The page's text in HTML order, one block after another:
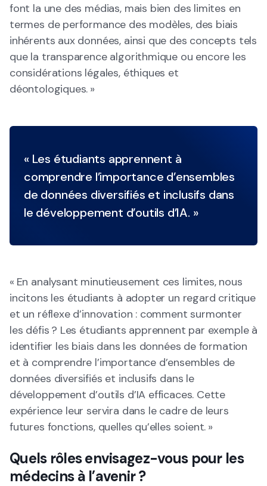
font la une des médias, mais bien des limites en
termes de performance des modèles, des biais
inhérents aux données, ainsi que des concepts tels
que la transparence algorithmique ou encore les
considérations légales, éthiques et
déontologiques. »
« Les étudiants apprennent à
comprendre l’importance d’ensembles
de données diversifiés et inclusifs dans
le développement d’outils d’IA. »
« En analysant minutieusement ces limites, nous
incitons les étudiants à adopter un regard critique
et un réflexe d’innovation : comment surmonter
les défis ? Les étudiants apprennent par exemple à
identifier les biais dans les données de formation
et à comprendre l’importance d’ensembles de
données diversifiés et inclusifs dans le
développement d’outils d’IA efficaces. Cette
expérience leur servira dans le cadre de leurs
futures fonctions, quelles qu’elles soient. »
Quels rôles envisagez-vous pour les
médecins à l’avenir ?